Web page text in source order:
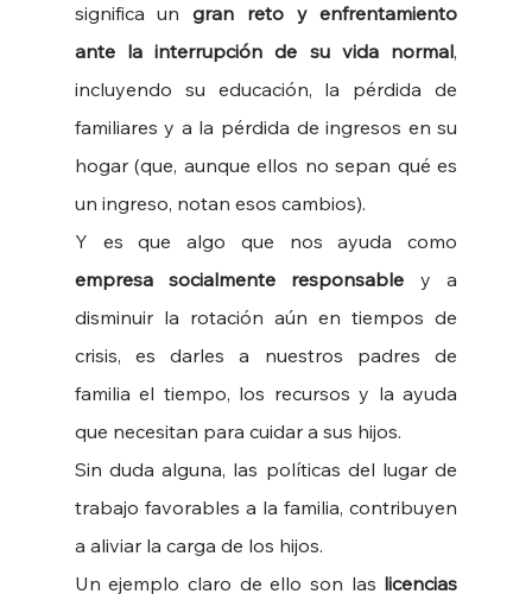
significa un gran reto y enfrentamiento
ante la interrupción de su vida normal,
incluyendo su educación, la pérdida de
familiares y a la pérdida de ingresos en su
hogar (que, aunque ellos no sepan qué es
un ingreso, notan esos cambios).
empresa socialmente responsable y a
disminuir la rotación aún en tiempos de
crisis, es darles a nuestros padres de
familia el tiempo, los recursos y la ayuda
que necesitan para cuidar a sus hijos.
Sin duda alguna, las políticas del lugar de
trabajo favorables a la familia, contribuyen
a aliviar la carga de los hijos.
Un ejemplo claro de ello son las licencias